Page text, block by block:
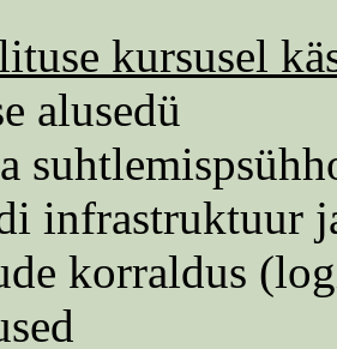
kursusel
alusedü
infrastruktuur
korraldus